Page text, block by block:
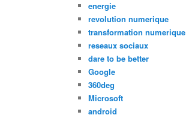
energie
revolution numerique
transformation numerique
reseaux sociaux
dare to be better
Google
360deg
Microsoft
android